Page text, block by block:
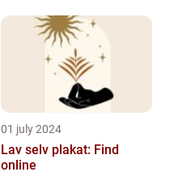
01 july 2024
Lav selv plakat: Find
online